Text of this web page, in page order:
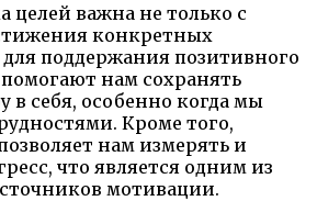
целей важна не только с
конкретных
для поддержания позитивного
нам сохранять
в себя, особенно когда мы
Кроме того,
нам измерять и
что является одним из
мотивации.